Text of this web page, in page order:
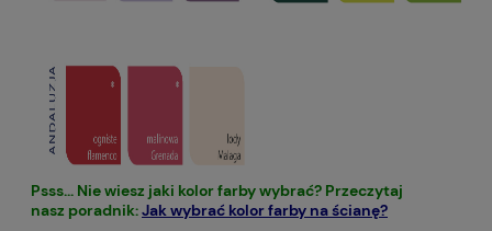
Psss... Nie wiesz jaki kolor farby wybrać? Przeczytaj
nasz poradnik:Jak wybrać kolor farby na ścianę?